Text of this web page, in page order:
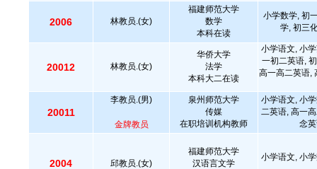
2006 林教员.(女)
福建师范大学
数学
本科在读
小学数学, 初
学, 初三
20012 林教员.(女)
华侨大学
法学
本科大二在读
小学语文, 小
一初二英语,
高一高二英语,
20011
李教员.(男)
金牌教员
泉州师范大学
传媒
在职培训机构教师
小学语文, 小
二英语, 高一
念
2004 邱教员.(女)
福建师范大学
汉语言文学
小学语文, 小